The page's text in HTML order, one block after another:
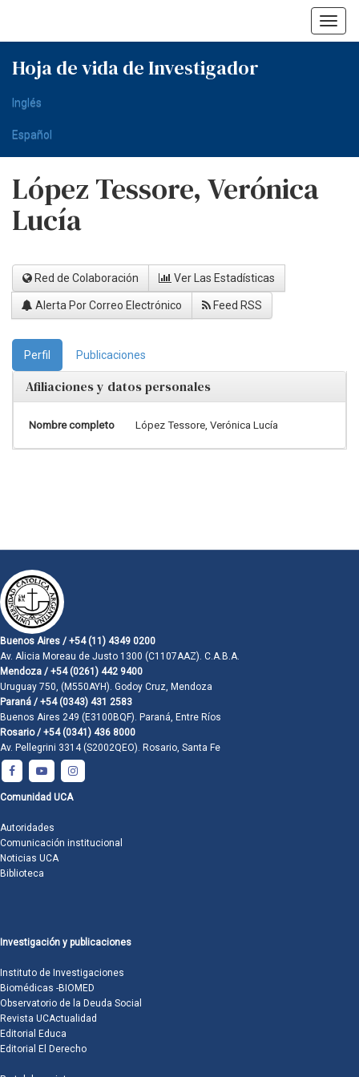
Hoja de vida de Investigador
Inglés
Español
López Tessore, Verónica
Lucía
Red de Colaboración Ver Las Estadísticas
Alerta Por Correo Electrónico Feed RSS
Perfil Publicaciones
Afiliaciones y datos personales
Nombre completo López Tessore, Verónica Lucía
Buenos Aires / +54 (11) 4349 0200
Av. Alicia Moreau de Justo 1300 (C1107AAZ). C.A.B.A.
Mendoza / +54 (0261) 442 9400
Uruguay 750, (M550AYH). Godoy Cruz, Mendoza
Paraná / +54 (0343) 431 2583
Buenos Aires 249 (E3100BQF). Paraná, Entre Ríos
Rosario / +54 (0341) 436 8000
Av. Pellegrini 3314 (S2002QEO). Rosario, Santa Fe
Comunidad UCA
Autoridades
Comunicación institucional
Noticias UCA
Biblioteca
Investigación y publicaciones
Instituto de Investigaciones
Biomédicas -BIOMED
Observatorio de la Deuda Social
Revista UCActualidad
Editorial Educa
Editorial El Derecho